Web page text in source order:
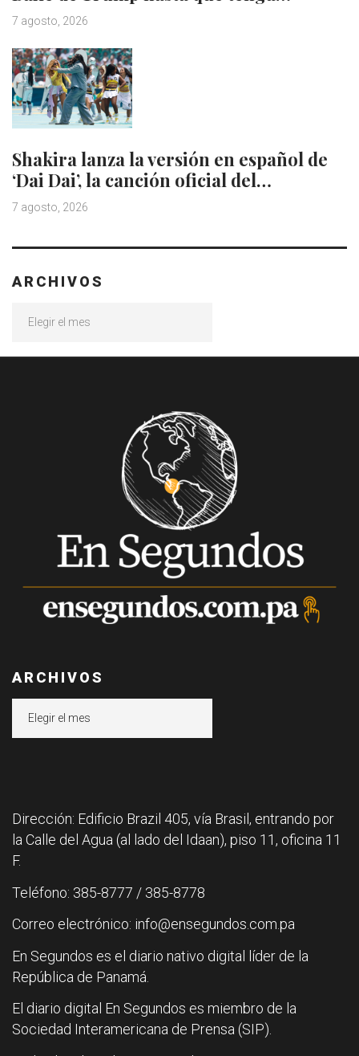
7 agosto, 2026
Shakira lanza la versión en español de
‘Dai Dai’, la canción oficial del…
7 agosto, 2026
ARCHIVOS
ARCHIVOS
Dirección: Edificio Brazil 405, vía Brasil, entrando por
la Calle del Agua (al lado del Idaan), piso 11, oficina 11
F.
Teléfono: 385-8777 / 385-8778
Correo electrónico: info@ensegundos.com.pa
En Segundos es el diario nativo digital líder de la
República de Panamá.
El diario digital En Segundos es miembro de la
Sociedad Interamericana de Prensa (SIP).